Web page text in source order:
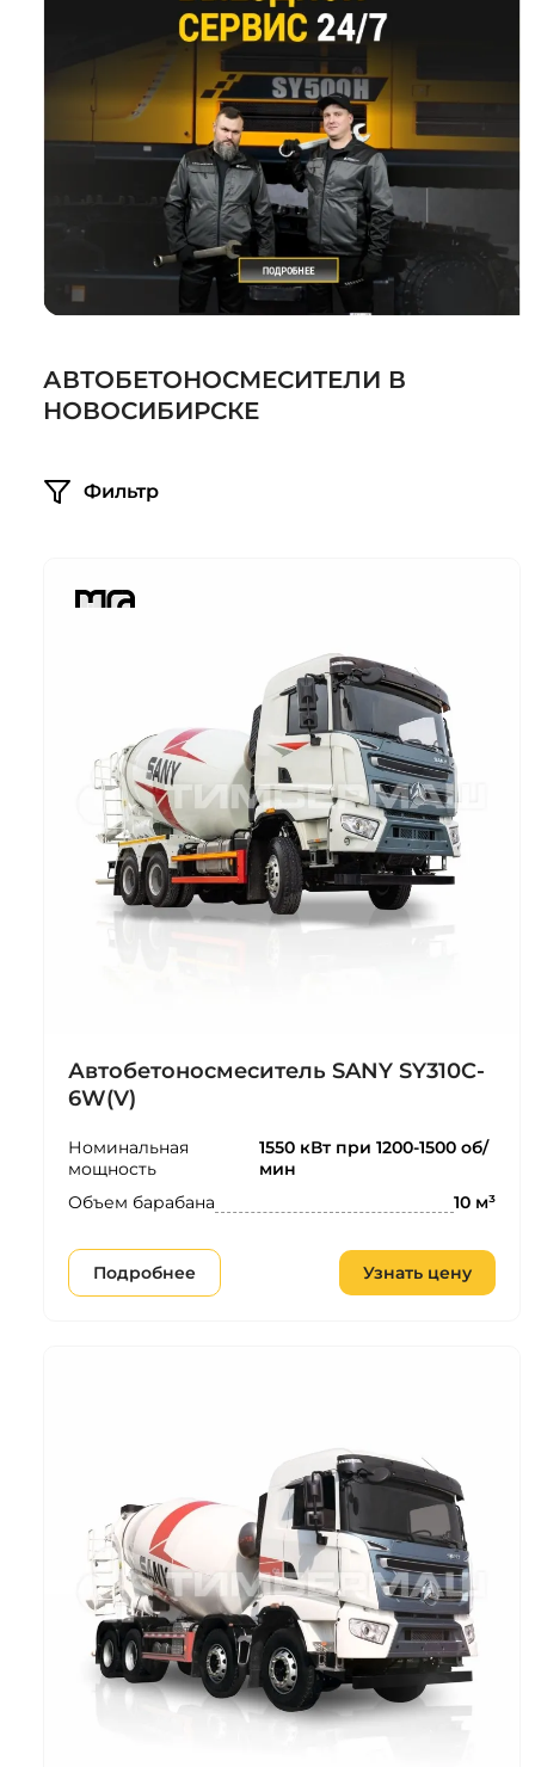
АВТОБЕТОНОСМЕСИТЕЛИ В
НОВОСИБИРСКЕ
Фильтр
Автобетоносмеситель SANY SY310C-
6W(V)
Номинальная
мощность
1550 кВт при 1200-1500 об/
мин
Объем барабана 10 м³
Подробнее Узнать цену
Системы 3D нивелирования
Мини-погрузчики
Грейферные захваты
Посевная техника